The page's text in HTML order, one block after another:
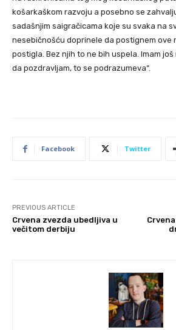
košarkaškom razvoju a posebno se
sadašnjim saigračicama koje su svaka na
nesebičnošću doprinele da postignem ove
postigla. Bez njih to ne bih uspela. Imam
da pozdravljam, to se podrazumeva“.
Facebook Twitter
PREVIOUS ARTICLE
Crvena zvezda ubedljiva u
večitom derbiju